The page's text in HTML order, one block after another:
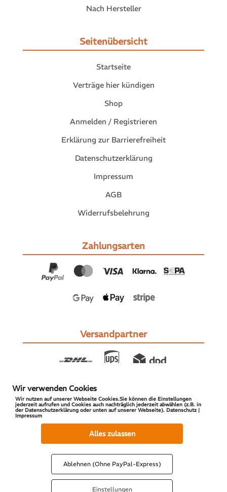
Nach Hersteller
Seitenübersicht
Startseite
Verträge hier kündigen
Shop
Anmelden / Registrieren
Erklärung zur Barrierefreiheit
Datenschutzerklärung
Impressum
AGB
Widerrufsbelehrung
Zahlungsarten
Versandpartner
© 2026 S-PARTS | All Rights Reserved
Wir verwenden Cookies
Wir nutzen auf unserer Webseite Cookies.Sie können die Einstellungen
jederzeit aufrufen und Cookies auch nachträglich jederzeit abwählen (z.B. in
der Datenschutzerklärung oder unten auf unserer Webseite). Datenschutz |
Impressum
Alles zulassen
Ablehnen (Ohne PayPal-Express)
Einstellungen